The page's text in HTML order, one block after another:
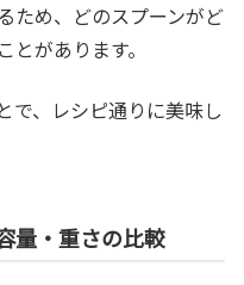
ため、どのスプーンがど
があります。
で、レシピ通りに美味し
量・重さの比較